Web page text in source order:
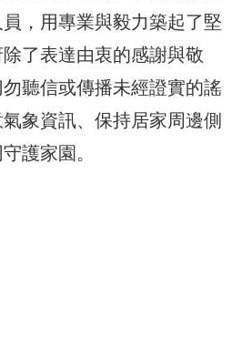
，用專業與毅力築起了堅
了表達由衷的感謝與敬
聽信或傳播未經證實的謠
象資訊、保持居家周邊側
護家園。